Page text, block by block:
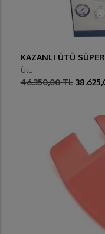
KAZANLI ÜTÜ
Ütü
46.350,00 TL